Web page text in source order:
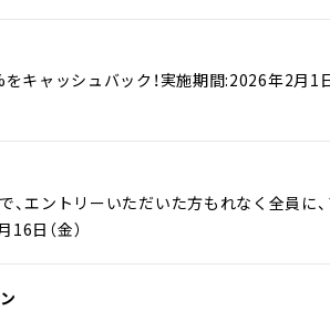
キャッシュバック！実施期間:2026年2月
エントリーいただいた方もれなく全員に
日（金）